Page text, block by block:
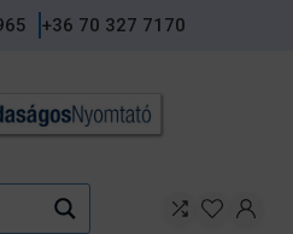
+36 70 327 7170